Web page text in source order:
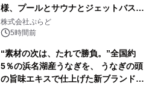
様、プールとサウナとジェットバス付
きで Villa Mon Temps AWAJIの連泊
素泊りプラン
株式会社ぷらど
5時間前
“素材の次は、たれで勝負。”全国約
5％の浜名湖産うなぎを、 うなぎの頭
の旨味エキスで仕上げた新ブランド